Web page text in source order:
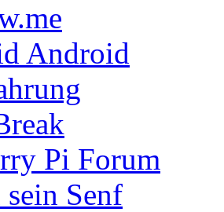
Android
Pi Forum
sein Senf